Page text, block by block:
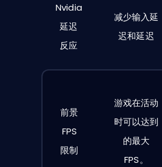
Nvidia
延迟
反应
减少输入延
迟和延迟
前景
FPS
限制
游戏在活动
时可以达到
的最大
FPS。